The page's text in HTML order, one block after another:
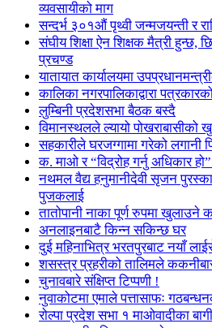
व्यवसायीको माग
सन्दर्भ ३०१औं पृथ्वी जन्मजयन्ती र
संघीय शिक्षा ऐन शिक्षक मैत्री हुन्छ,
प्रचण्ड
यातायात कार्यालयमा
कालिका नगरपालिकाद्वारा
लुम्बिनी प्रदेशसभा बैठक बस्दै
विमानस्थलले ल्यायो पोखराबासीको
सहकारीले घरजग्गामा गरेको लगानी
क. माओ र “विद्रोह गर्नु अधिकार
नथमल वैद्य हनुमानीदेवी सृजन
पुजकलाई
तातोपानी नाका पूर्ण रुपमा खुलाउने
अनलाइनबाटै किन्न सकिन्छ घर
दुई महिनाभित्र भरतपुरबाट नयाँ
शसस्त्र प्रहरीको तालिमले
चुनावबारे संक्षिप्त टिप्पणी !
नुवाकोटमा एमाले पत्तासाफः
रोल्पा प्रदेश सभा १ माओवादीका